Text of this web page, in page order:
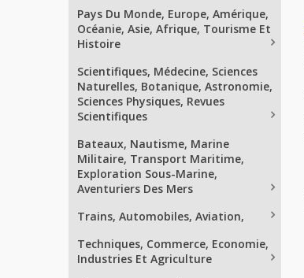
Pays Du Monde, Europe, Amérique,
Océanie, Asie, Afrique, Tourisme Et
Histoire
Scientifiques, Médecine, Sciences
Naturelles, Botanique, Astronomie,
Sciences Physiques, Revues
Scientifiques
Bateaux, Nautisme, Marine
Militaire, Transport Maritime,
Exploration Sous-Marine,
Aventuriers Des Mers
Trains, Automobiles, Aviation,
Techniques, Commerce, Economie,
Industries Et Agriculture